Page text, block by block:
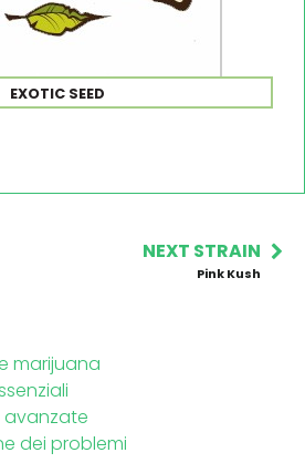
EXOTIC SEED
NEXT STRAIN
Pink Kush
marijuana
avanzate
dei problemi